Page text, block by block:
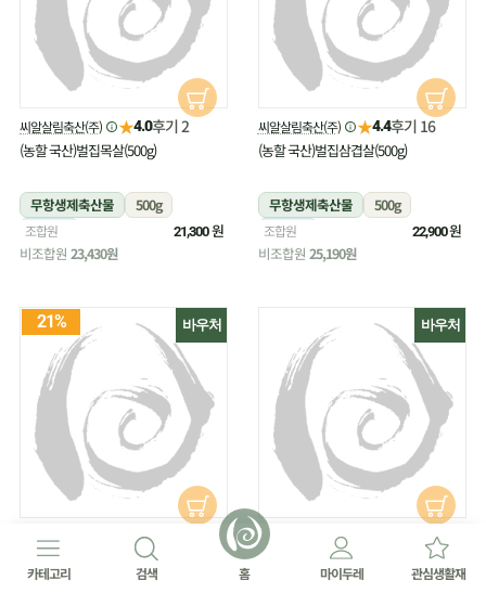
씨알살림축산(주) ★4.0후기 2
(농할 국산)벌집목살(500g)
무항생제축산물
500g
냉장
조합원 21,300원
비조합원 23,430원
씨알살림축산(주) ★4.4후기 16
(농할 국산)벌집삼겹살(500g)
무항생제축산물
500g
냉장
조합원 22,900원
비조합원 25,190원
바우처
21%
4.8후기 27
(농할 국산)부추(180g/무농약)
바우처
(주)원주생명농업 후기 18
(농할 국산)부추(300g/무농약)
카테고리 검색 홈 마이두레 관심생활재